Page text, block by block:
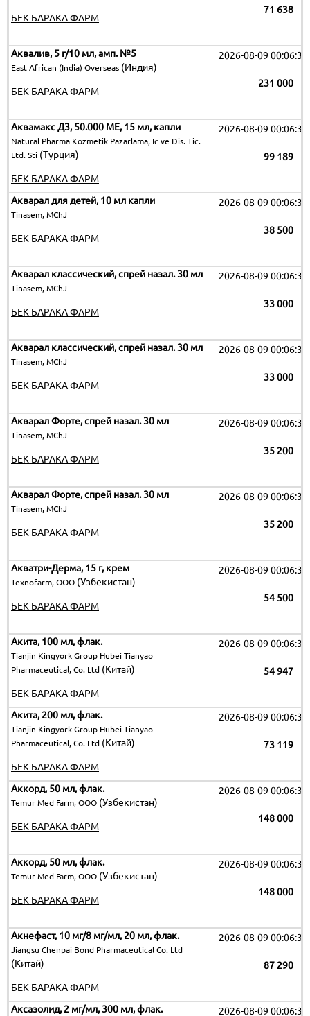
71 638
БЕК БАРАКА ФАРМ
Аквалив, 5 г/10 мл, амп. №5
East African (India) Overseas (Индия)
2026-08-09 00:06:32
231 000
БЕК БАРАКА ФАРМ
Аквамакс Д3, 50.000 МЕ, 15 мл, капли
Natural Pharma Kozmetik Pazarlama, Ic ve Dis. Tic.
Ltd. Sti (Турция)
2026-08-09 00:06:32
99 189
БЕК БАРАКА ФАРМ
Акварал для детей, 10 мл капли
Tinasem, MChJ
2026-08-09 00:06:32
38 500
БЕК БАРАКА ФАРМ
Акварал классический, спрей назал. 30 мл
Tinasem, MChJ
2026-08-09 00:06:32
33 000
БЕК БАРАКА ФАРМ
Акварал классический, спрей назал. 30 мл
Tinasem, MChJ
2026-08-09 00:06:32
33 000
БЕК БАРАКА ФАРМ
Акварал Форте, спрей назал. 30 мл
Tinasem, MChJ
2026-08-09 00:06:32
35 200
БЕК БАРАКА ФАРМ
Акварал Форте, спрей назал. 30 мл
Tinasem, MChJ
2026-08-09 00:06:32
35 200
БЕК БАРАКА ФАРМ
Акватри-Дерма, 15 г, крем
Texnofarm, ООО (Узбекистан)
2026-08-09 00:06:32
54 500
БЕК БАРАКА ФАРМ
Акита, 100 мл, флак.
Tianjin Kingyork Group Hubei Tianyao
Pharmaceutical, Co. Ltd (Китай)
2026-08-09 00:06:32
54 947
БЕК БАРАКА ФАРМ
Акита, 200 мл, флак.
Tianjin Kingyork Group Hubei Tianyao
Pharmaceutical, Co. Ltd (Китай)
2026-08-09 00:06:32
73 119
БЕК БАРАКА ФАРМ
Аккорд, 50 мл, флак.
Temur Med Farm, OOO (Узбекистан)
2026-08-09 00:06:32
148 000
БЕК БАРАКА ФАРМ
Аккорд, 50 мл, флак.
Temur Med Farm, OOO (Узбекистан)
2026-08-09 00:06:32
148 000
БЕК БАРАКА ФАРМ
Акнефаст, 10 мг/8 мг/мл, 20 мл, флак.
Jiangsu Chenpai Bond Pharmaceutical Co. Ltd
(Китай)
2026-08-09 00:06:32
87 290
БЕК БАРАКА ФАРМ
Аксазолид, 2 мг/мл, 300 мл, флак.
2026-08-09 00:06:32